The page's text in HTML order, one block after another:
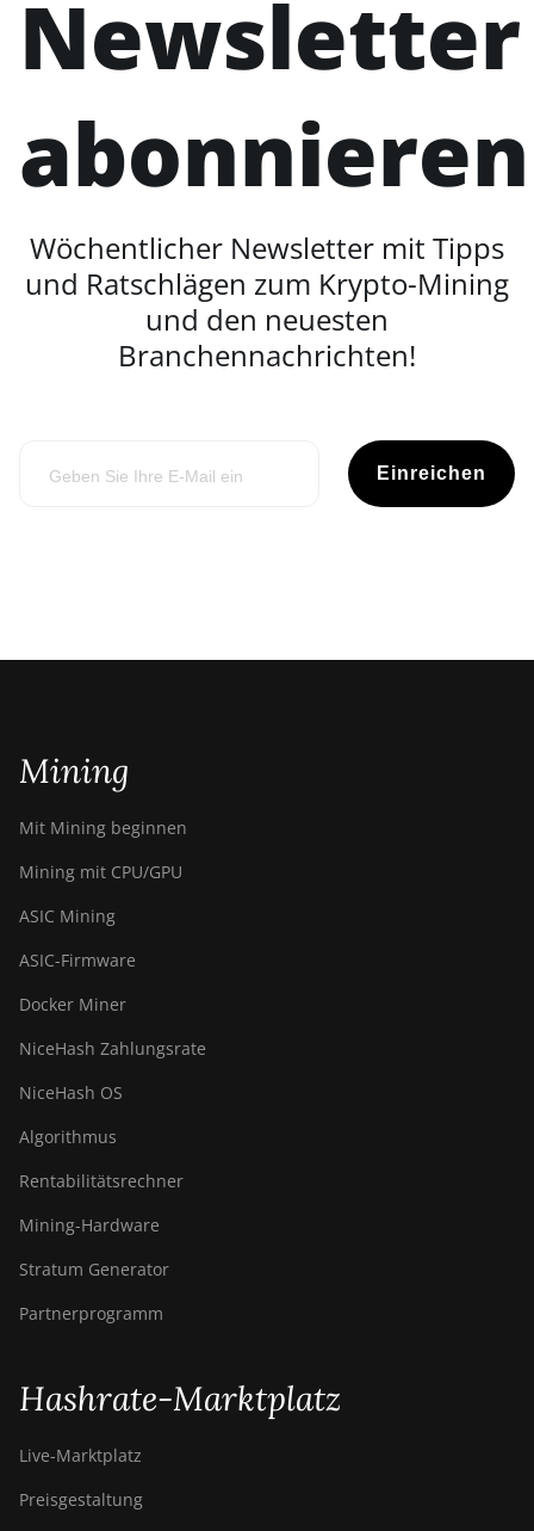
Newsletter
abonnieren
Wöchentlicher Newsletter mit Tipps
und Ratschlägen zum Krypto-Mining
und den neuesten
Branchennachrichten!
Einreichen
Mining
Mit Mining beginnen
Mining mit CPU/GPU
ASIC Mining
ASIC-Firmware
Docker Miner
NiceHash Zahlungsrate
NiceHash OS
Algorithmus
Rentabilitätsrechner
Mining-Hardware
Stratum Generator
Partnerprogramm
Hashrate-Marktplatz
Live-Marktplatz
Preisgestaltung